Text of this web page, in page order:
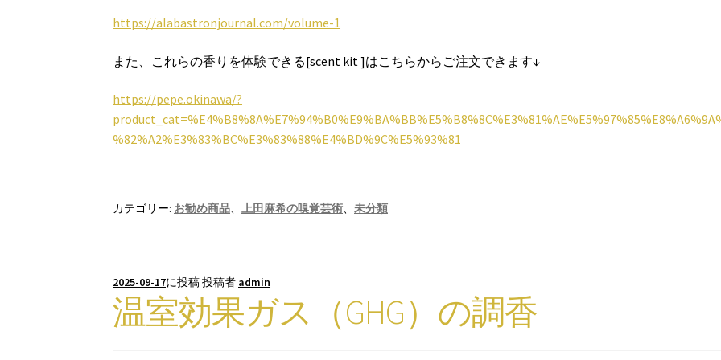
https://alabastronjournal.com/volume-1
また、これらの香りを体験できる[scent kit ]はこちらからご注文できます↓
https://pepe.okinawa/?
%82%A2%E3%83%BC%E3%83%88%E4%BD%9C%E5%93%81
カテゴリー: お勧め商品、上田麻希の嗅覚芸術、未分類
2025-09-17に投稿投稿者 admin
温室効果ガス（GHG）の調香